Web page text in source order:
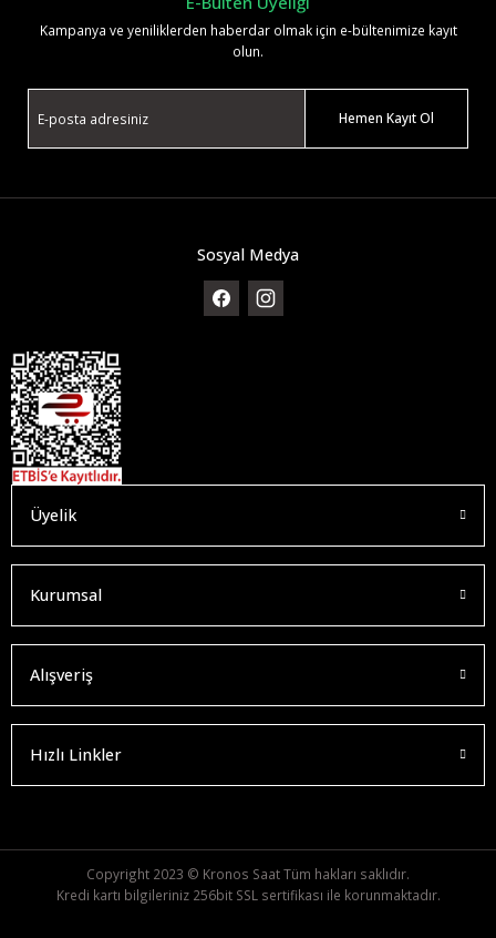
Kampanya ve yeniliklerden haberdar olmak için e-bültenimize kayıt
olun.
Hemen Kayıt Ol
Sosyal Medya
Üyelik
Kurumsal
Alışveriş
Hızlı Linkler
Copyright 2023 © Kronos Saat Tüm hakları saklıdır.
Kredi kartı bilgileriniz 256bit SSL sertifikası ile korunmaktadır.